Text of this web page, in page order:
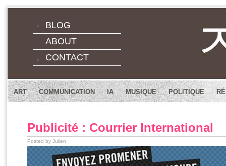
BLOG
ABOUT
CONTACT
ART COMMUNICATION IA MUSIQUE POLITIQUE
Publicité : Courrier International
Posted by Julien